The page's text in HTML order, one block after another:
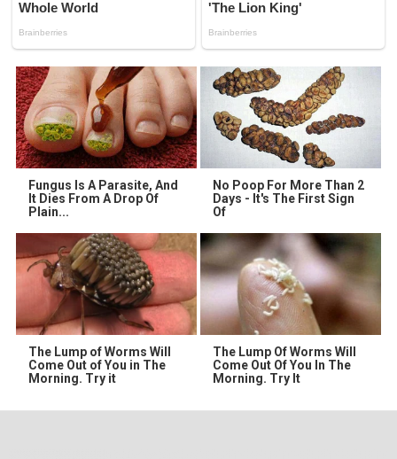
Fungus Is A Parasite, And
It Dies From A Drop Of
Plain...
No Poop For More Than 2
Days - It's The First Sign
Of
The Lump of Worms Will
Come Out of You in The
Morning. Try it
The Lump Of Worms Will
Come Out Of You In The
Morning. Try It